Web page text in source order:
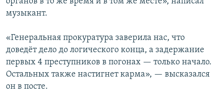
музыкант.
«Генеральная прокуратура заверила нас, что
доведёт дело до логического конца, а задержание
первых 4 преступников в погонах — только начало.
Остальных также настигнет карма», — высказался
он в посте.